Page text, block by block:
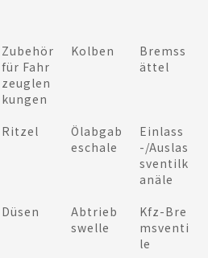
Zubehör
für Fahr
zeuglen
kungen
Kolben
Bremss
ättel
Ritzel
Ölabgab
eschale
Einlass
-/Auslas
sventilk
anäle
Düsen
Abtrieb
swelle
Kfz-Bre
msventi
le